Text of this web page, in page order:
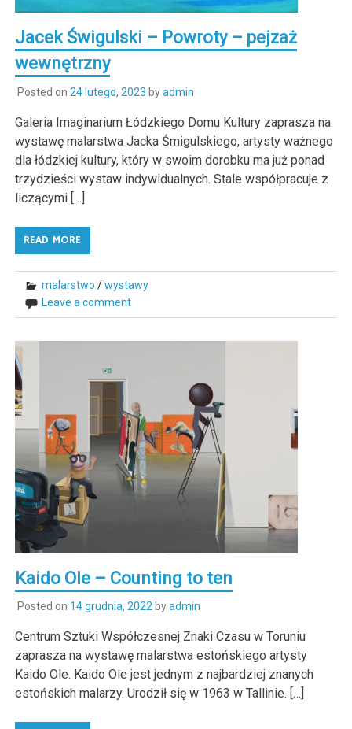
Jacek Świgulski – Powroty – pejzaż
wewnętrzny
Posted on 24 lutego, 2023 byadmin
Galeria Imaginarium Łódzkiego Domu Kultury zaprasza na
wystawę malarstwa Jacka Śmigulskiego, artysty ważnego
dla łódzkiej kultury, który w swoim dorobku ma już ponad
trzydzieści wystaw indywidualnych. Stale współpracuje z
liczącymi […]
READ MORE
malarstwo /wystawy
Leave a comment
Kaido Ole – Counting to ten
Posted on 14 grudnia, 2022byadmin
Centrum Sztuki Współczesnej Znaki Czasu w Toruniu
zaprasza na wystawę malarstwa estońskiego artysty
Kaido Ole. Kaido Ole jest jednym z najbardziej znanych
estońskich malarzy. Urodził się w 1963 w Tallinie. […]